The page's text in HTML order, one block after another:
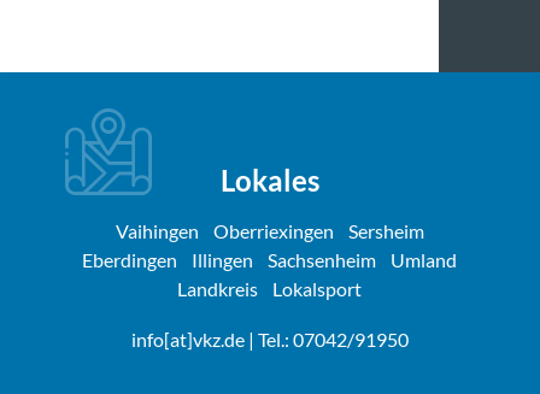
Lokales
Vaihingen Oberriexingen
Sersheim
Eberdingen
Illingen Sachsenheim
Umland
Landkreis
Lokalsport
info[at]vkz.de| Tel.: 07042/91950